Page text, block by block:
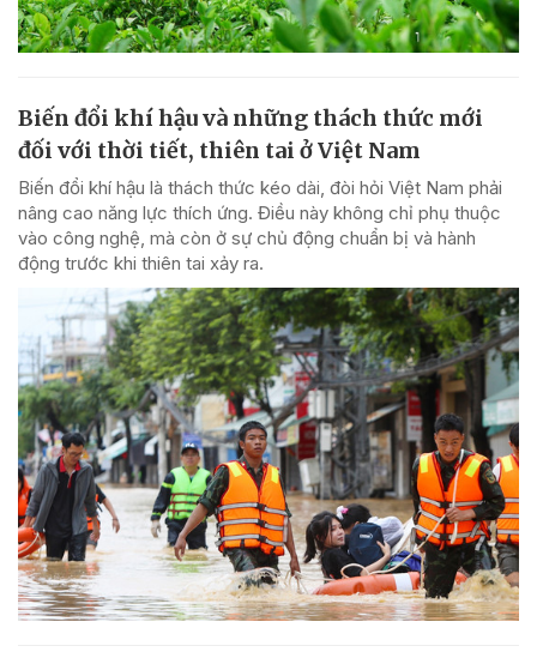
Biến đổi khí hậu và những thách thức mới
đối với thời tiết, thiên tai ở Việt Nam
Biến đổi khí hậu là thách thức kéo dài, đòi hỏi Việt Nam phải
nâng cao năng lực thích ứng. Điều này không chỉ phụ thuộc
vào công nghệ, mà còn ở sự chủ động chuẩn bị và hành
động trước khi thiên tai xảy ra.